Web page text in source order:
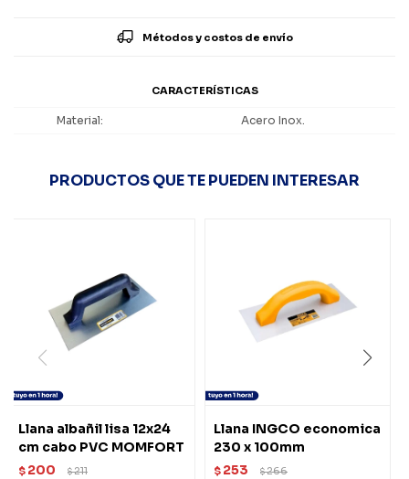
Métodos y costos de envío
CARACTERÍSTICAS
Material Acero Inox.
PRODUCTOS QUE TE PUEDEN INTERESAR
Llana albañil lisa 12x24
cm cabo PVC MOMFORT
$ 200 $211
Llana INGCO economica
230 x 100mm
$ 253 $266